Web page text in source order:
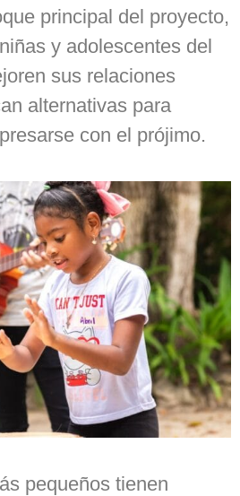
principal del proyecto,
y adolescentes del
sus relaciones
alternativas para
con el prójimo.
pequeños tienen